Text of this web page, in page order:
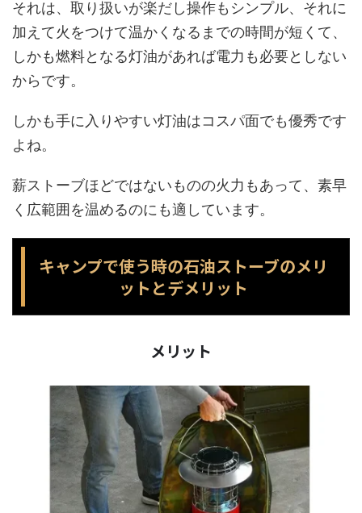
それは、取り扱いが楽だし操作もシンプル、それに
加えて火をつけて温かくなるまでの時間が短くて、
しかも燃料となる灯油があれば電力も必要としない
からです。
しかも手に入りやすい灯油はコスパ面でも優秀です
よね。
薪ストーブほどではないものの火力もあって、素早
く広範囲を温めるのにも適しています。
キャンプで使う時の石油ストーブのメリ
ットとデメリット
メリット